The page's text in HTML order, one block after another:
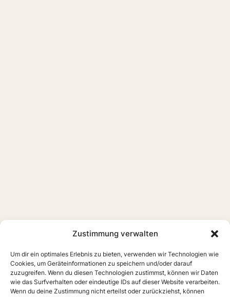
Zustimmung verwalten
Um dir ein optimales Erlebnis zu bieten, verwenden wir Technologien wie
Cookies, um Geräteinformationen zu speichern und/oder darauf
zuzugreifen. Wenn du diesen Technologien zustimmst, können wir Daten
wie das Surfverhalten oder eindeutige IDs auf dieser Website verarbeiten.
Wenn du deine Zustimmung nicht erteilst oder zurückziehst, können